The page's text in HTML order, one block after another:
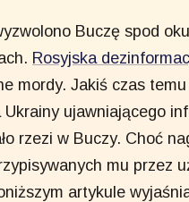
Buczę spod
Rosyjska
mordy. Jakiś czas
ujawniającego
rzezi w Buczy. Choć
mu przez
artykule